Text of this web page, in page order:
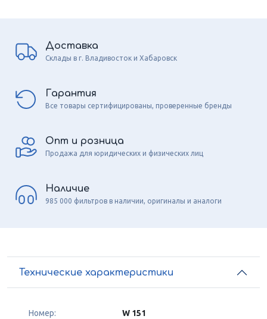
Доставка
Склады в г. Владивосток и Хабаровск
Гарантия
Все товары сертифицированы, проверенные бренды
Опт и розница
Продажа для юридических и физических лиц
Наличие
985 000 фильтров в наличии, оригиналы и аналоги
Технические характеристики
Номер: W 151